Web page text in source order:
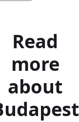
Read
more
about